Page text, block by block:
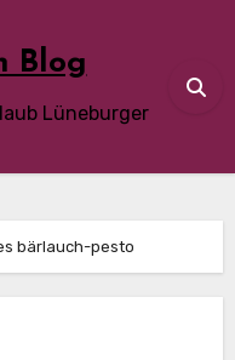
Blog
Lüneburger
bärlauch-pesto